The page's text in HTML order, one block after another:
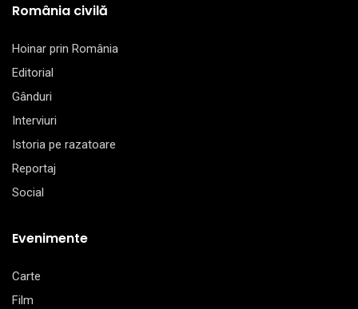
România civilă
Hoinar prin România
Editorial
Gânduri
Interviuri
Istoria pe razatoare
Reportaj
Social
Evenimente
Carte
Film